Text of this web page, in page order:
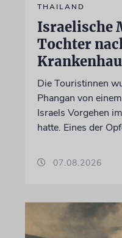
THAILAND
Israelische
Tochter
Die Touristinnen
Phangan von
Israels Vorgehen
hatte. Eines der
07.08.2026